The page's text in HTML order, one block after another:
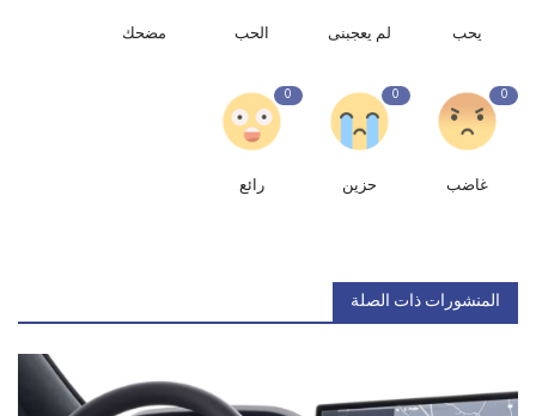
يحب لم يعجبنى الحب مضحك
0
غاضب
0
حزين
0
رائع
المنشورات ذات الصلة